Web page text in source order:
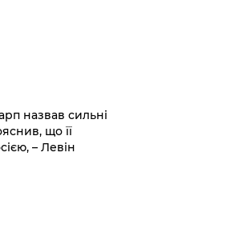
назвав сильні
що її
– Левін